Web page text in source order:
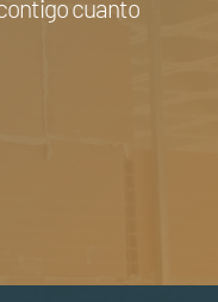
cuanto